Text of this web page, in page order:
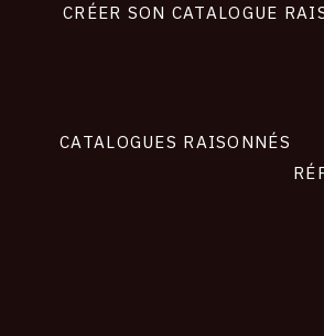
CRÉER SON CATALOGUE
CATALOGUES RAISONNÉS